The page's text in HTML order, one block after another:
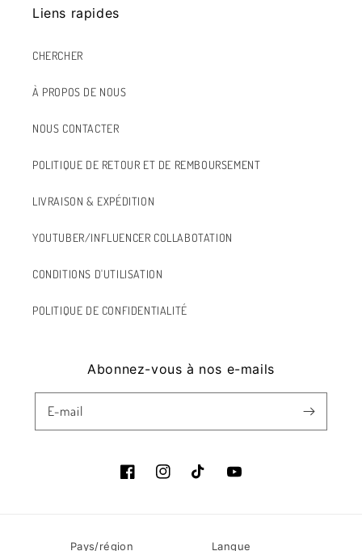
Liens rapides
CHERCHER
À PROPOS DE NOUS
NOUS CONTACTER
POLITIQUE DE RETOUR ET DE REMBOURSEMENT
LIVRAISON & EXPÉDITION
YOUTUBER/INFLUENCER COLLABOTATION
CONDITIONS D'UTILISATION
POLITIQUE DE CONFIDENTIALITÉ
Abonnez-vous à nos e-mails
E-mail
FacebookInstagram
TIC
Youtube
Pays/région Langue